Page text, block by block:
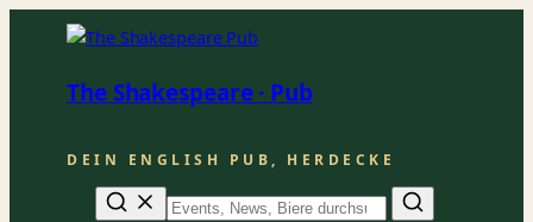
The Shakespeare · Pub
DEIN ENGLISH PUB, HERDECKE
Suche